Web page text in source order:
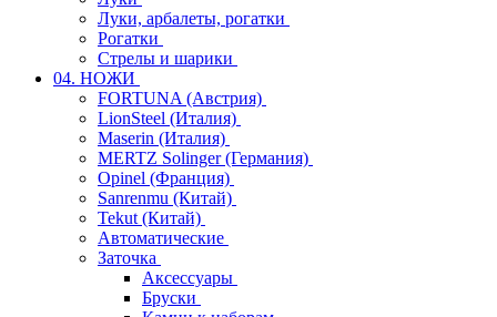
Луки, арбалеты, рогатки
Рогатки
Стрелы и шарики
04. НОЖИ
FORTUNA (Австрия)
LionSteel (Италия)
Maserin (Италия)
MERTZ Solinger (Германия)
Opinel (Франция)
Sanrenmu (Китай)
Tekut (Китай)
Автоматические
Заточка
Аксессуары
Бруски